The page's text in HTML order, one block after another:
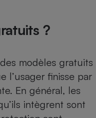
?
modèles gratuits
l’usager finisse par
En général, les
intègrent sont